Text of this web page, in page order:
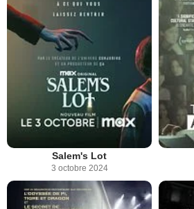
Salem's Lot
3 octobre 2024